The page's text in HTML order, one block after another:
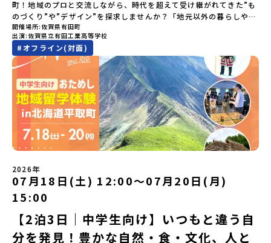
安心のサポート体制・質疑応答※各地域の詳細なプログラムは、以
下の【STEP2】個別説明会にて紹介しています。ーーーーーーーー
ーーーーーーーーーーーーーーーー💡疑問も不安もワクワクに変え
る！2つのステップ知りたいことに合わせて、2つの説明会をご活用
ください！【STEP1】全体オンライン説明会の視聴（☆上の動画で
いつでも視聴可能です） 〜まずは「おためし地域留学」を知りたい
方へ〜プログラムの全体像や魅力、サポート体制について解説しま
す。 【STEP2】個別プログラム説明会（☆順次ページを公開しま
す）〜「地域別のプログラム」を具体的に知りたい方へ〜 「現地で
は何をするの？」という疑問にお答えする説明会です。その場所な
らではのプログラムをたっぷりお伝えします！🚩現在公開中の個別
説明会はこちらから（順次公開予定）【5/7(木)】北海道平取町
【5/8(金)】熊本県芦北町▼おためし地域留学の情報▼おためし地域
体験」のプログラム開催情報を公式LINEにて配信中！ぜひご登録く
ださい♪気になることや不安な点は、LINEから気軽にご相談くださ
い。👉 【LINE登録はこちら】
町！地域のプロと交流しながら、時代を超えて受け継がれてきた”も
のづくり”や”デザイン”を探求しませんか？「地元以外の暮らしや文
化が気になる。いつか留学してみたい！」「豊かな自然と伝統文
化、町並みに興味がある！」「ものづくりやきれいなデザインが好
き！」そんな中学生のみなさんにおすすめ！「おためし地域留学体
験」は、日本全国約200の高校と連携し、地域の枠を超えて学校生活
を送る「地域みらい留学」をプチ体験できるプログラムです。はじ
めてのひとり旅でも安心！現地でもスタッフがしっかりとサポート
いたします。今回のフィールドは「佐賀県有田町（ありたちょ
う）」佐賀県の西部にある有田町は、江戸時代から400年以上続く
「窯業（ようぎょう）」の町。 窯（かま）で粘土を焼いてつくるも
のづくりが、この町の文化として今も受け継がれています。世界で
も知られる「有田焼」は、この窯業の中から生まれました。長い歴
史の中で積み重ねられてきた技術や工夫、そして“つくる人の想
い”が、この町には残っています。また、文化施設が「日本遺産」や
「日本の20世紀遺産」に認定されるなど日本を代表する伝統工芸の
町です。さらに、有田町には「日本の棚田百選」に選ばれた「岳の
棚田（たなだ）」や「名水百選」や「水源の森百選」に選ばれた
「竜門峡（りゅうもんきょう）」など、思わず立ち止まりたくなる
ような自然も広がり、歴史・文化・自然が重なり合う、“本物”に出
会える場所です。そんな歴史・文化が豊かな佐賀県有田町で実際に
開催場所 佐賀県有田町
出演 佐賀県立有田工業高等学校
#オフライン(対面)
2026年
07月18日(土) 12:00〜07月20日(月)
15:00
【2泊3日｜中学生向け】いつもと違う自
分を発見！豊かな自然・食・文化、人と